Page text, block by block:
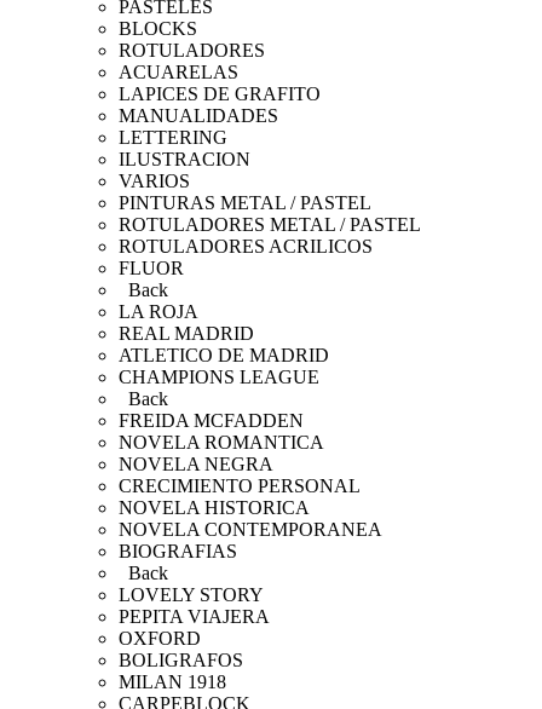
PASTELES
BLOCKS
ROTULADORES
ACUARELAS
LAPICES DE GRAFITO
MANUALIDADES
LETTERING
ILUSTRACION
VARIOS
PINTURAS METAL / PASTEL
ROTULADORES METAL / PASTEL
ROTULADORES ACRILICOS
FLUOR
Back
LA ROJA
REAL MADRID
ATLETICO DE MADRID
CHAMPIONS LEAGUE
Back
FREIDA MCFADDEN
NOVELA ROMANTICA
NOVELA NEGRA
CRECIMIENTO PERSONAL
NOVELA HISTORICA
NOVELA CONTEMPORANEA
BIOGRAFIAS
Back
LOVELY STORY
PEPITA VIAJERA
OXFORD
BOLIGRAFOS
MILAN 1918
CARPEBLOCK